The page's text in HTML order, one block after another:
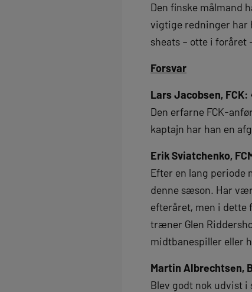
Den finske målmand
vigtige redninger har
sheats – otte i foråret
Forsvar
Lars Jacobsen,
Den erfarne FCK-
kaptajn har han en
Erik Sviatchenko,
Efter en lang periode
denne sæson. Har
efteråret, men i dette
træner Glen
midtbanespiller eller
Martin Albrechtsen,
Blev godt nok udvist